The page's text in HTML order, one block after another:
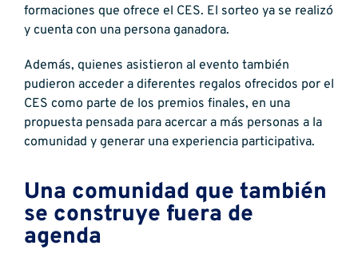
formaciones que ofrece el CES. El sorteo ya se realizó
y cuenta con una persona ganadora.
Además, quienes asistieron al evento también
pudieron acceder a diferentes regalos ofrecidos por el
CES como parte de los premios finales, en una
propuesta pensada para acercar a más personas a la
comunidad y generar una experiencia participativa.
Una comunidad que también
se construye fuera de
agenda